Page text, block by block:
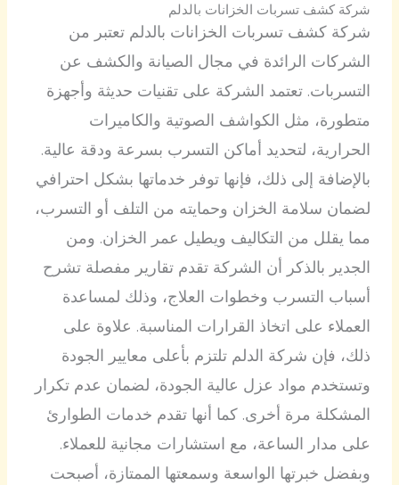
شركة كشف تسربات الخزانات بالدلم
شركة كشف تسربات الخزانات بالدلم تعتبر من
الشركات الرائدة في مجال الصيانة والكشف عن
التسربات. تعتمد الشركة على تقنيات حديثة وأجهزة
متطورة، مثل الكواشف الصوتية والكاميرات
الحرارية، لتحديد أماكن التسرب بسرعة ودقة عالية.
بالإضافة إلى ذلك، فإنها توفر خدماتها بشكل احترافي
لضمان سلامة الخزان وحمايته من التلف أو التسرب،
مما يقلل من التكاليف ويطيل عمر الخزان. ومن
الجدير بالذكر أن الشركة تقدم تقارير مفصلة تشرح
أسباب التسرب وخطوات العلاج، وذلك لمساعدة
العملاء على اتخاذ القرارات المناسبة. علاوة على
ذلك، فإن شركة الدلم تلتزم بأعلى معايير الجودة
وتستخدم مواد عزل عالية الجودة، لضمان عدم تكرار
المشكلة مرة أخرى. كما أنها تقدم خدمات الطوارئ
على مدار الساعة، مع استشارات مجانية للعملاء.
وبفضل خبرتها الواسعة وسمعتها الممتازة، أصبحت